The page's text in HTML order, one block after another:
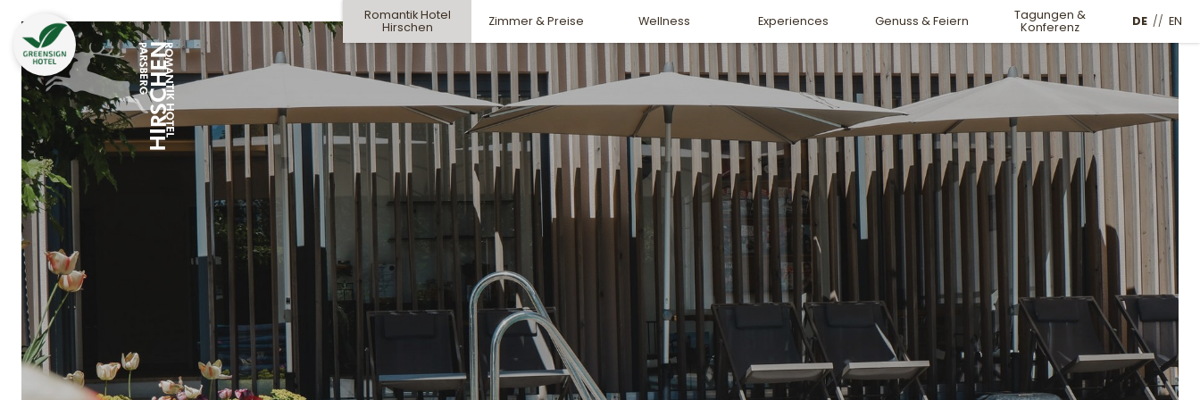
Romantik Hotel
Hirschen
Zimmer & Preise Wellness Experiences Genuss & Feiern
Tagungen &
Konferenz
DE // EN